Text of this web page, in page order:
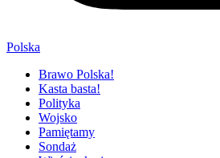
Polska
Brawo Polska!
Kasta basta!
Polityka
Wojsko
Pamiętamy
Sondaż